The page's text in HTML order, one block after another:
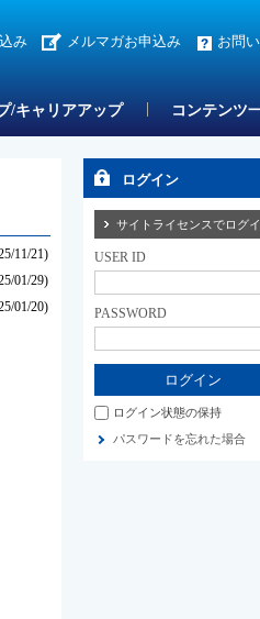
み メルマガお申込み お問
/キャリアアップ コンテンツ
11/21)
01/29)
01/20)
ログイン
サイトライセンスでログ
USER ID
PASSWORD
ログイン状態の保持
パスワードを忘れた場合